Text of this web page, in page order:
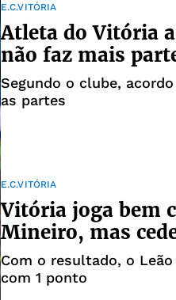
E.C.VITÓRIA
Atleta do Vitória
não faz mais
Segundo o clube,
as partes
E.C.VITÓRIA
Vitória joga bem
Mineiro, mas
Com o resultado, o Leão
com 1 ponto